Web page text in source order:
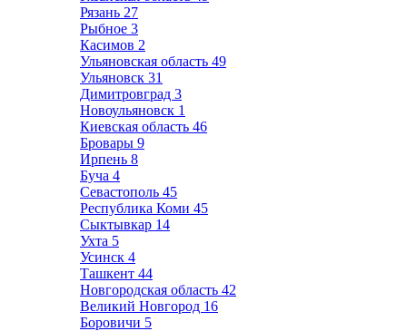
Рязань 27
Рыбное 3
Касимов 2
Ульяновская область 49
Ульяновск 31
Димитровград 3
Новоульяновск 1
Киевская область 46
Бровары 9
Ирпень 8
Буча 4
Севастополь 45
Республика Коми 45
Сыктывкар 14
Ухта 5
Усинск 4
Ташкент 44
Новгородская область 42
Великий Новгород 16
Боровичи 5